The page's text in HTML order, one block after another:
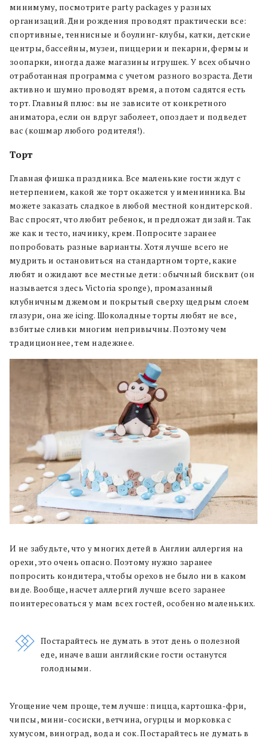
минимуму, посмотрите party packages у разных
организаций. Дни рождения проводят практически все:
спортивные, теннисные и боулинг-клубы, катки, детские
центры, бассейны, музеи, пиццерии и пекарни, фермы и
зоопарки, иногда даже магазины игрушек. У всех обычно
отработанная программа с учетом разного возраста. Дети
активно и шумно проводят время, а потом садятся есть
торт. Главный плюс: вы не зависите от конкретного
аниматора, если он вдруг заболеет, опоздает и подведет
вас (кошмар любого родителя!).
Торт
Главная фишка праздника. Все маленькие гости ждут с
нетерпением, какой же торт окажется у именинника. Вы
можете заказать сладкое в любой местной кондитерской.
Вас спросят, что любит ребенок, и предложат дизайн. Так
же как и тесто, начинку, крем. Попросите заранее
попробовать разные варианты. Хотя лучше всего не
мудрить и остановиться на стандартном торте, какие
любят и ожидают все местные дети: обычный бисквит (он
называется здесь Victoria sponge), промазанный
клубничным джемом и покрытый сверху щедрым слоем
глазури, она же icing. Шоколадные торты любят не все,
взбитые сливки многим непривычны. Поэтому чем
традиционнее, тем надежнее.
И не забудьте, что у многих детей в Англии аллергия на
орехи, это очень опасно. Поэтому нужно заранее
попросить кондитера, чтобы орехов не было ни в каком
виде. Вообще, насчет аллергий лучше всего заранее
поинтересоваться у мам всех гостей, особенно маленьких.
Постарайтесь не думать в этот день о полезной
еде, иначе ваши английские гости останутся
голодными.
Угощение чем проще, тем лучше: пицца, картошка-фри,
чипсы, мини-сосиски, ветчина, огурцы и морковка с
хумусом, виноград, вода и сок. Постарайтесь не думать в